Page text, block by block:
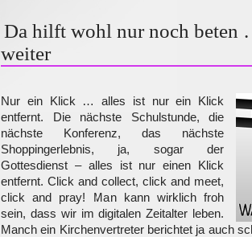
Da hilft wohl nur noch beten
weiter
Nur ein Klick … alles ist nur ein Klick
entfernt. Die nächste Schulstunde, die
nächste Konferenz, das nächste
Shoppingerlebnis, ja, sogar der
Gottesdienst – alles ist nur einen Klick
entfernt. Click and collect, click and meet,
click and pray! Man kann wirklich froh
sein, dass wir im digitalen Zeitalter leben.
Manch ein Kirchenvertreter berichtet ja auch